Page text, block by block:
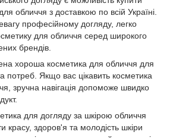
обличчя з доставкою по всій Україні.
професійному догляду, легко
для обличчя серед широкого
брендів.
хороша косметика для обличчя для
потреб. Якщо вас цікавить косметика
зручна навігація допоможе швидко
для догляду за шкірою обличчя
красу, здоров'я та молодість шкіри